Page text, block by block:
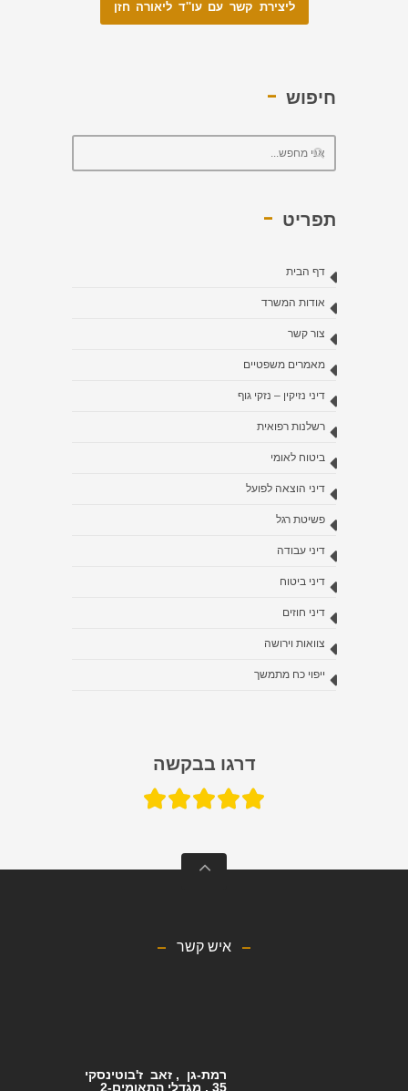
ליצירת קשר עם עו''ד ליאורה חזן
חיפוש
תפריט
דף הבית
אודות המשרד
צור קשר
מאמרים משפטיים
דיני נזיקין – נזקי גוף
רשלנות רפואית
ביטוח לאומי
דיני הוצאה לפועל
פשיטת רגל
דיני עבודה
דיני ביטוח
דיני חוזים
צוואות וירושה
ייפוי כח מתמשך
דרגו בבקשה
איש קשר
רמת-גן , זאב ז'בוטינסקי
35 ,